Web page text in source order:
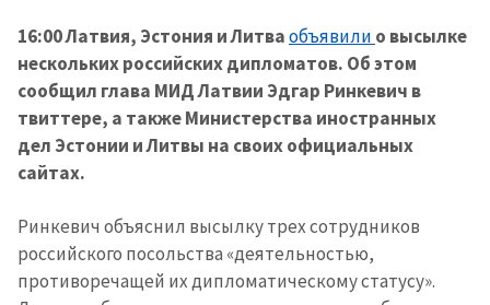
16:00 Латвия, Эстония и Литваобъявили о высылке
нескольких российских дипломатов. Об этом
сообщил глава МИД Латвии Эдгар Ринкевич в
твиттере, а также Министерства иностранных
дел Эстонии и Литвы на своих официальных
сайтах.
Ринкевич объяснил высылку трех сотрудников
российского посольства «деятельностью,
противоречащей их дипломатическому статусу».